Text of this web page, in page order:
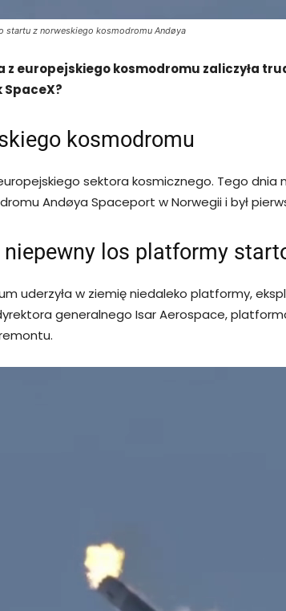
startu z norweskiego kosmodromu Andøya
europejskiego kosmodromu zaliczyła
kosmodromu
sektora kosmicznego. Tego
Andøya Spaceport w Norwegii i był
los platformy
uderzyła w ziemię niedaleko platformy,
generalnego Isar Aerospace,